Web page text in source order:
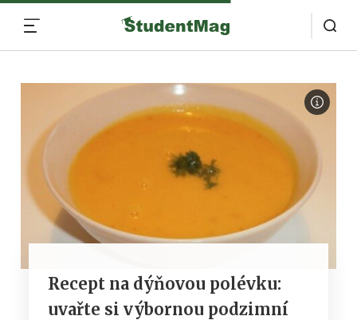
Recept na dýňovou polévku:
uvařte si výbornou podzimní